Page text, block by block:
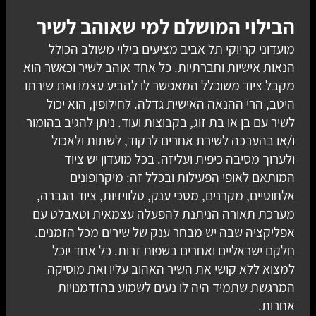
הבילוי המושלם למי שאוהב לשיר
מועדוני קריוקי תל אביב מציעים בילוי משולב הכולל
הנאות אישיות וחברתיות. כל אחד אוהב לשיר וכאשר הוא
מקבל ציוד משוכלל המאפשר לו להביע עצמו ואת שירתו
היטב, הרי ההנאה האישית גדלה. לחילופין, הוא יכול
לשיר עם בן או בת זוג, בקבוצות ועוד. ניתן להגיב בהומור
ו/או בהערכה לשירת אחרים לרקוד, לשתות ולאכול
ולערוך מסיבה כיפית ועליזה. בכל מועדון יש ציוד
המותאם לאופי הפעילות ובכלל זה: מיקרופונים
אלחוטיים, מקרנים, מסכי ענק, טלוויזיות, ציוד הגברה,
מערכת תאורה הניתנת להפעלה עצמאית וטאבלט עם
אפליקציה שבה יש מבחר ענק של שירים מכל הזמנים.
חלקם ישראליים ואחרים בשפות זרות. כל אחד יוכל
למצוא ללא קושי את השיר האהוב עליו ואת מוסיקה
המרגשת שתמיד היה לו נעים לשמוע בהזדמנויות
אחרות.